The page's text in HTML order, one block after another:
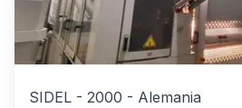
SIDEL - 2000 - Alemania